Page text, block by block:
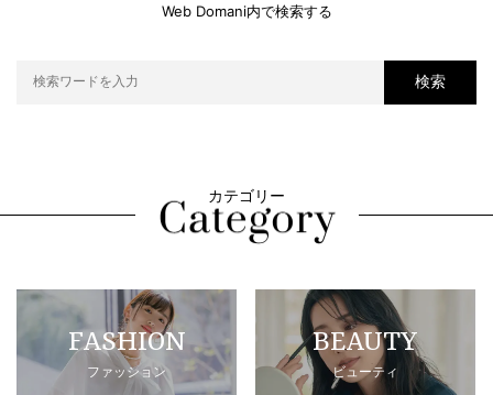
Web Domani内で検索する
検索
カテゴリー
FASHION
ファッション
BEAUTY
ビューティ